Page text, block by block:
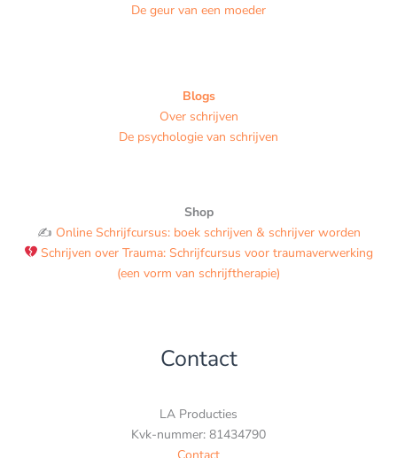
De geur van een moeder
Blogs
Over schrijven
De psychologie van schrijven
Shop
✍️ Online Schrijfcursus: boek schrijven & schrijver worden
Schrijven over Trauma: Schrijfcursus voor traumaverwerking
(een vorm van schrijftherapie)
Contact
LA Producties
Kvk-nummer: 81434790